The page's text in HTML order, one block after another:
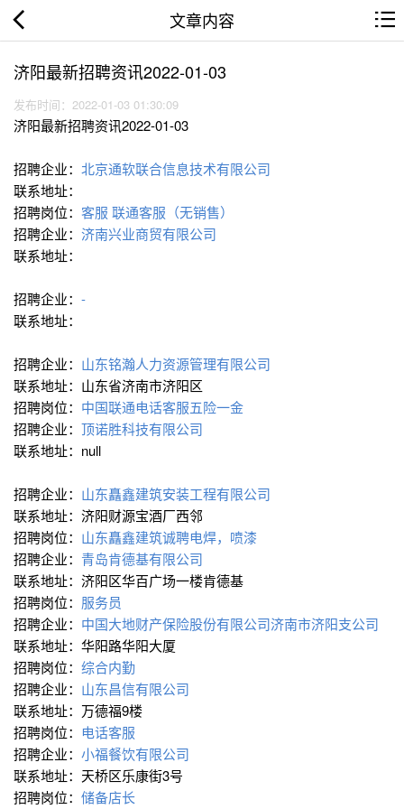
文章内容
济阳最新招聘资讯2022-01-03
发布时间：2022-01-03 01:30:09
济阳最新招聘资讯2022-01-03
招聘企业： 北京通软联合信息技术有限公司
联系地址：
招聘岗位： 客服 联通客服（无销售）
招聘企业： 济南兴业商贸有限公司
联系地址：
招聘企业： -
联系地址：
招聘企业： 山东铭瀚人力资源管理有限公司
联系地址：山东省济南市济阳区
招聘岗位： 中国联通电话客服五险一金
招聘企业： 顶诺胜科技有限公司
联系地址：null
招聘企业： 山东矗鑫建筑安装工程有限公司
联系地址：济阳财源宝酒厂西邻
招聘岗位： 山东矗鑫建筑诚聘电焊，喷漆
招聘企业： 青岛肯德基有限公司
联系地址：济阳区华百广场一楼肯德基
招聘岗位： 服务员
招聘企业： 中国大地财产保险股份有限公司济南市济阳支公司
联系地址：华阳路华阳大厦
招聘岗位： 综合内勤
招聘企业： 山东昌信有限公司
联系地址：万德福9楼
招聘岗位： 电话客服
招聘企业： 小福餐饮有限公司
联系地址：天桥区乐康街3号
招聘岗位： 储备店长